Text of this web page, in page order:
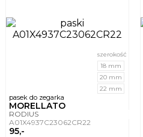
pasek do zegarka
MORELLATO
RODIUS
A01X4937C23062CR22
95,-
szerokość
18 mm
20 mm
22 mm